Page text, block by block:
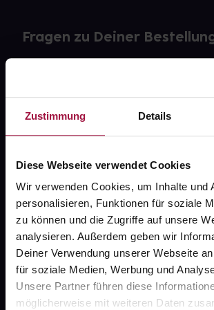
Zustimmung Details
Diese Webseite verwendet Cookies
Wir verwenden Cookies, um Inhalte und
personalisieren, Funktionen für soziale
zu können und die Zugriffe auf unsere
analysieren. Außerdem geben wir
Deiner Verwendung unserer Webseite
für soziale Medien, Werbung und
Unsere Partner führen diese
möglicherweise mit weiteren Daten
Fragen zu Deiner
gesund.de
Über uns
Karriere
Newsletter